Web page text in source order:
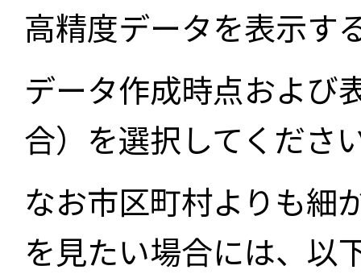
高精度データを表示す
データ作成時点および
合）を選択してくださ
なお市区町村よりも細
を見たい場合には、以